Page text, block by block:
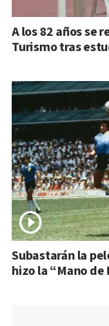
A los 82 años se
Turismo tras
Subastarán la
hizo la “Mano de